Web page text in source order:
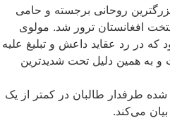
روحانی برجسته و حامی
افغانستان ترور شد. مولوی
که در رد عقاید داعش و تبلیغ علیه
به همین دلیل تحت شدیدترین
طرفدار طالبان در کمتر از یک
می‌کند.